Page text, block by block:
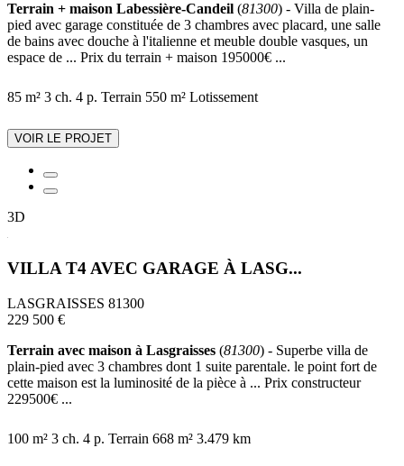
Terrain + maison Labessière-Candeil (81300) - Villa de plain-
pied avec garage constituée de 3 chambres avec placard, une salle
de bains avec douche à l'italienne et meuble double vasques, un
espace de ... Prix du terrain + maison 195000€ ...
85 m² 3 ch. 4 p. Terrain 550 m² Lotissement
VOIR LE PROJET
3D
VILLA T4 AVEC GARAGE À LASG...
LASGRAISSES 81300
229 500 €
Terrain avec maison à Lasgraisses (81300) - Superbe villa de
plain-pied avec 3 chambres dont 1 suite parentale. le point fort de
cette maison est la luminosité de la pièce à ... Prix constructeur
229500€ ...
100 m² 3 ch. 4 p. Terrain 668 m² 3.479 km